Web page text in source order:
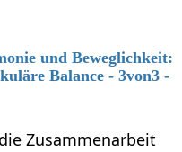
und Beweglichkeit:
Balance - 3von3 -
Zusammenarbeit